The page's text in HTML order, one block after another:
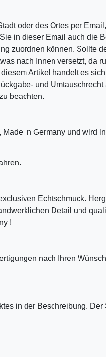
oder des Ortes per
in dieser Email auch die
zuordnen können. Sollte
nach Innen versetzt, da
Artikel handelt es
und Umtauschrecht
beachten.
in Germany und wird
Echtschmuck.
Detail und
!
nach Ihren
in der Beschreibung. Der